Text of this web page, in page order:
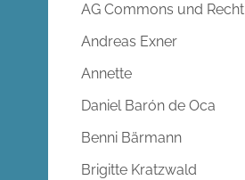
AG Commons und Recht
Andreas Exner
Annette
Daniel Barón de Oca
Benni Bärmann
Brigitte Kratzwald